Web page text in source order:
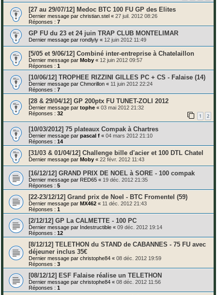
[27 au 29/07/12] Medoc BTC 100 FU GP des Elites
Dernier message par christian.stel « 27 juil. 2012 08:26
Réponses : 7
GP FU du 23 et 24 juin TRAP CLUB MONTELIMAR
Dernier message par rondlyly « 12 juin 2012 11:49
[5/05 et 9/06/12] Combiné inter-entreprise à Chatelaillon
Dernier message par Moby « 12 juin 2012 09:57
Réponses : 1
[10/06/12] TROPHEE RIZZINI GILLES PC + CS - Falaise (14)
Dernier message par Chmorillon « 11 juin 2012 22:24
Réponses : 7
[28 & 29/04/12] GP 200ptx FU TUNET-ZOLI 2012
Dernier message par tophe « 03 mai 2012 21:32
Réponses : 32 1 2
[10/03/2012] 75 plateaux Compak à Chartres
Dernier message par pascal f « 04 mars 2012 21:10
Réponses : 14
[31/03 & 01/04/12] Challenge bille d'acier et 100 DTL Chatel
Dernier message par Moby « 22 févr. 2012 11:43
[16/12/12] GRAND PRIX DE NOEL à SORE - 100 compak
Dernier message par RED65 « 19 déc. 2012 21:35
Réponses : 5
[22-23/12/12] Grand prix de Noel - BTC Fromentel (59)
Dernier message par MX462 « 11 déc. 2012 21:43
Réponses : 1
[2/12/12] GP La CALMETTE - 100 PC
Dernier message par Indestructible « 09 déc. 2012 19:14
Réponses : 12
[8/12/12] TELETHON du STAND de CABANNES - 75 FU avec
déjeuner inclus 35€
Dernier message par christophe84 « 08 déc. 2012 19:59
Réponses : 3
[08/12/12] ESF Falaise réalise un TELETHON
Dernier message par christophe84 « 08 déc. 2012 11:56
Réponses : 1